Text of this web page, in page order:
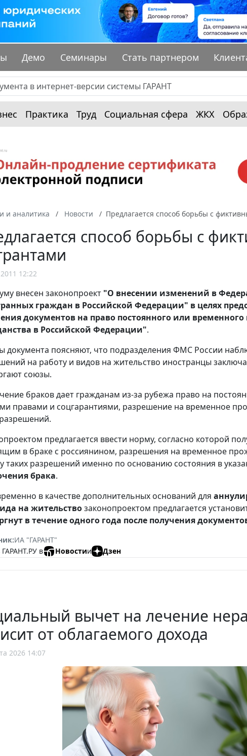
Демо Семинары Стать партнером
Практика Труд Социальная сфера ЖКХ
и аналитика Новости Предлагается способ борьбы с
способ борьбы с
12:22
внесен законопроект "О внесении изменений в
граждан в Российской Федерации" в целях
документов на право постоянного или
в Российской Федерации".
документа поясняют, что подразделения ФМС России
на работу и видов на жительство иностранцы
союзы.
браков дает гражданам из-за рубежа право на
правами и соцгарантиями, разрешение на временное
предлагается ввести норму, согласно которой
в браке с россиянином, разрешения на временное
таких разрешений именно по основанию состояния в
брака.
в качестве дополнительных оснований для
на жительствозаконопроектом предлагается
в течение одного года после получения
ИА "ГАРАНТ"
ГАРАНТ.РУ в
Новостии Дзен
вычет на лечение
от облагаемого дохода
2026 14:07